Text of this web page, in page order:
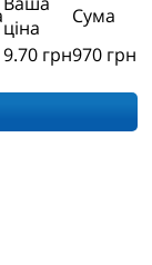
ціна
Сума
9.70 грн970 грн